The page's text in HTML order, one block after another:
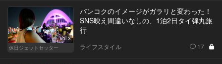
Vol.3
休日ジェットセッター
バンコクのイメージがガラリと変わった！
SNS映え間違いなしの、1泊2日タイ弾丸旅
行
ライフスタイル 17